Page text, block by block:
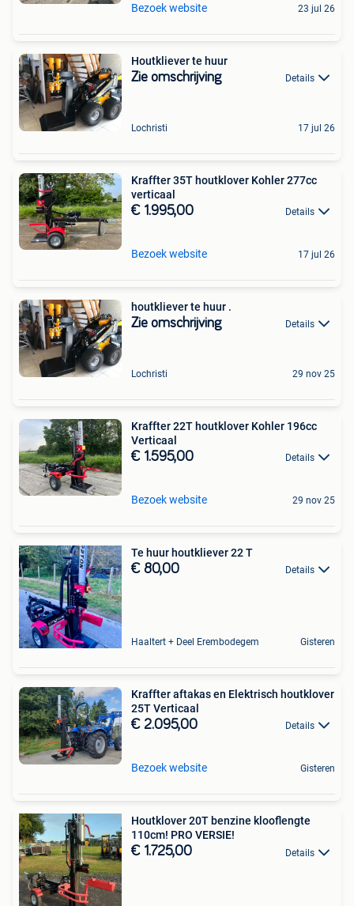
Bezoek website 23 jul 26
Houtkliever te huur
Zie omschrijving Details
Lochristi 17 jul 26
Kraffter 35T houtklover Kohler 277cc
verticaal
€ 1.995,00 Details
Bezoek website 17 jul 26
houtkliever te huur .
Zie omschrijving Details
Lochristi 29 nov 25
Kraffter 22T houtklover Kohler 196cc
Verticaal
€ 1.595,00 Details
Bezoek website 29 nov 25
Te huur houtkliever 22 T
€ 80,00 Details
Haaltert + Deel Erembodegem Gisteren
Kraffter aftakas en Elektrisch houtklover
25T Verticaal
€ 2.095,00 Details
Bezoek website Gisteren
Houtklover 20T benzine klooflengte
110cm! PRO VERSIE!
€ 1.725,00 Details